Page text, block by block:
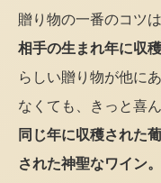
贈り物の一番のコツ
相手の生まれ年に収
らしい贈り物が他に
なくても、きっと喜
同じ年に収穫された
された神聖なワイン。